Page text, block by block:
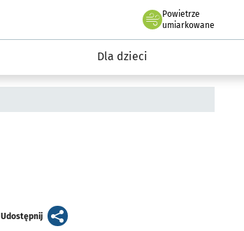
Powietrze
we Wrocławiu
umiarkowane
Dla dzieci
Udostępnijartykuł